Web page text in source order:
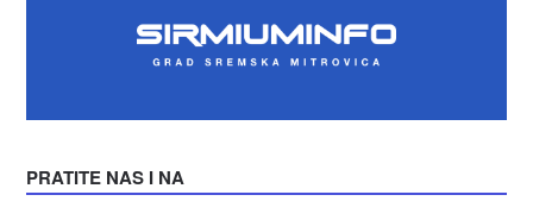
PRATITE NAS I NA